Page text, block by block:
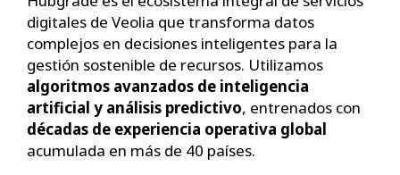
digitales de Veolia que transforma datos
complejos en decisiones inteligentes para la
gestión sostenible de recursos. Utilizamos
algoritmos avanzados de inteligencia
artificial y análisis predictivo, entrenados con
décadas de experiencia operativa global
acumulada en más de 40 países.